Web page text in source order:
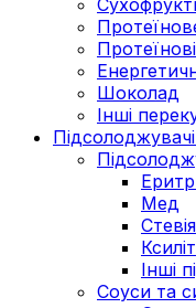
Шоколад
Інші
Мед
Стевія
Ксиліт
Інші
Соуси та